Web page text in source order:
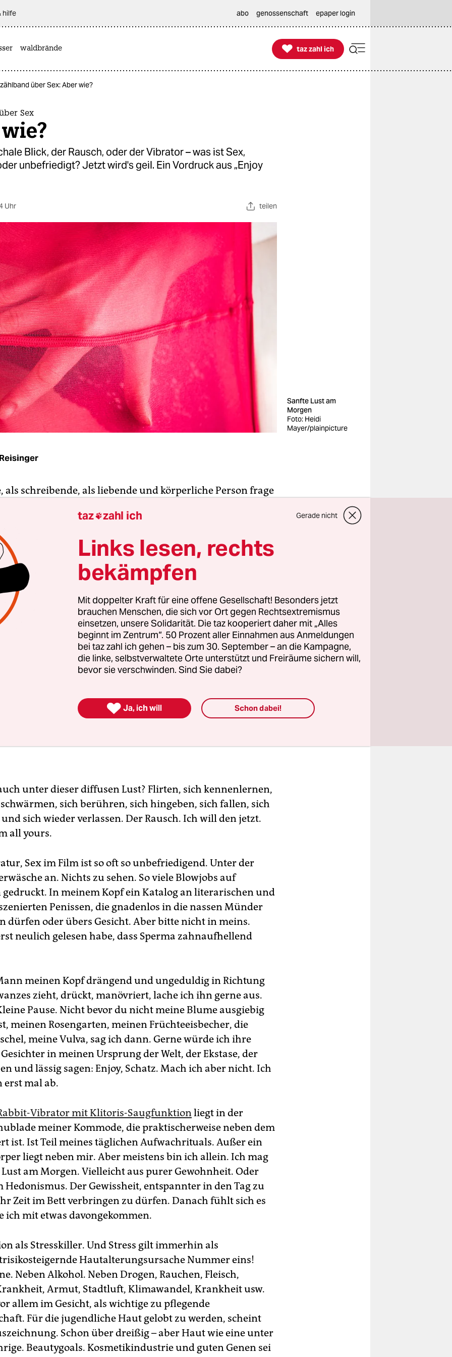
hilfe abo genossenschaft epaper login
waldbrände 
taz zahl ich
taz zahl ich
über Sex: Aber wie?
Sex
Blick, der Rausch, oder der Vibrator – was ist Sex,
unbefriedigt? Jetzt wird's geil. Ein Vordruck aus „Enjoy
Uhr teilen
Sanfte Lust am
Morgen
Foto: Heidi
Mayer/plainpicture
als schreibende, als liebende und körperliche Person frage
mir Sex gezeigt? Ganz allgemein fährt mir eine gewisse
durch den Körper. Vielleicht kollektiv,
auch? Wär doch hot. Wir, jetzt, zusammen.
unter dieser diffusen Lust? Flirten, sich kennenlernen,
sich berühren, sich hingeben, sich fallen, sich
sich wieder verlassen. Der Rausch. Ich will den jetzt.
all yours.
Sex im Film ist so oft so unbefriedigend. Unter der
an. Nichts zu sehen. So viele Blowjobs auf
gedruckt. In meinem Kopf ein Katalog an literarischen und
Penissen, die gnadenlos in die nassen Münder
dürfen oder übers Gesicht. Aber bitte nicht in meins.
neulich gelesen habe, dass Sperma zahnaufhellend
meinen Kopf drängend und ungeduldig in Richtung
zieht, drückt, manövriert, lache ich ihn gerne aus.
Pause. Nicht bevor du nicht meine Blume ausgiebig
meinen Rosengarten, meinen Früchteeisbecher, die
meine Vulva, sag ich dann. Gerne würde ich ihre
in meinen Ursprung der Welt, der Ekstase, der
und lässig sagen: Enjoy, Schatz. Mach ich aber nicht. Ich
erst mal ab.
Vibrator mit Klitoris-Saugfunktionliegt in der
meiner Kommode, die praktischerweise neben dem
ist. Ist Teil meines täglichen Aufwachrituals. Außer ein
liegt neben mir. Aber meistens bin ich allein. Ich mag
Lust am Morgen. Vielleicht aus purer Gewohnheit. Oder
Der Gewissheit, entspannter in den Tag zu
Zeit im Bett verbringen zu dürfen. Danach fühlt sich es
ich mit etwas davongekommen.
als Stresskiller. Und Stress gilt immerhin als
Hautalterungsursache Nummer eins!
Neben Alkohol. Neben Drogen, Rauchen, Fleisch,
Armut, Stadtluft, Klimawandel, Krankheit usw.
allem im Gesicht, als wichtige zu pflegende
Für die jugendliche Haut gelobt zu werden, scheint
Schon über dreißig – aber Haut wie eine unter
Beautygoals. Kosmetik­industrie und guten Genen sei
taz zahl ich Gerade nicht
Links lesen, rechts
bekämpfen
Mit doppelter Kraft für eine offene Gesellschaft! Besonders jetzt
brauchen Menschen, die sich vor Ort gegen Rechtsextremismus
einsetzen, unsere Solidarität. Die taz kooperiert daher mit „Alles
beginnt im Zentrum“. 50 Prozent aller Einnahmen aus Anmeldungen
bei taz zahl ich gehen – bis zum 30. September – an die Kampagne,
die linke, selbstverwaltete Orte unterstützt und Freiräume sichern will,
bevor sie verschwinden. Sind Sie dabei?
 Ja, ich will Schon dabei!